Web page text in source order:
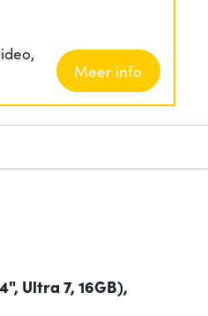
Meer info
Ultra 7, 16GB),